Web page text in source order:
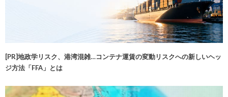
[PR]地政学リスク、港湾混雑…コンテナ運賃の変動リスクへの新しいヘッ
ジ方法「FFA」とは